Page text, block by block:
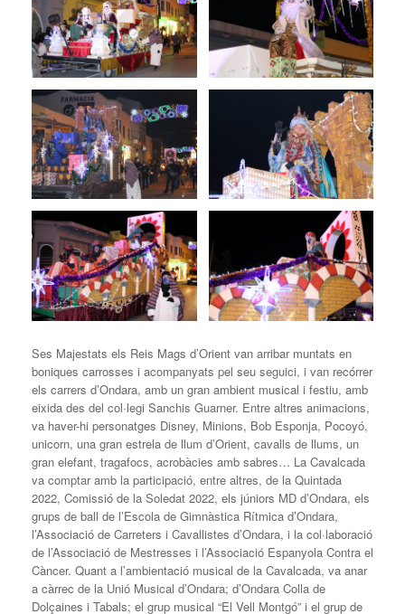
Ses Majestats els Reis Mags d’Orient van arribar muntats en
boniques carrosses i acompanyats pel seu seguici, i van recórrer
els carrers d’Ondara, amb un gran ambient musical i festiu, amb
eixida des del col·legi Sanchis Guarner. Entre altres animacions,
va haver-hi personatges Disney, Minions, Bob Esponja, Pocoyó,
unicorn, una gran estrela de llum d’Orient, cavalls de llums, un
gran elefant, tragafocs, acrobàcies amb sabres… La Cavalcada
va comptar amb la participació, entre altres, de la Quintada
2022, Comissió de la Soledat 2022, els júniors MD d’Ondara, els
grups de ball de l’Escola de Gimnàstica Rítmica d’Ondara,
l’Associació de Carreters i Cavallistes d’Ondara, i la col·laboració
de l’Associació de Mestresses i l’Associació Espanyola Contra el
Càncer. Quant a l’ambientació musical de la Cavalcada, va anar
a càrrec de la Unió Musical d’Ondara; d’Ondara Colla de
Dolçaines i Tabals; el grup musical “El Vell Montgó” i el grup de